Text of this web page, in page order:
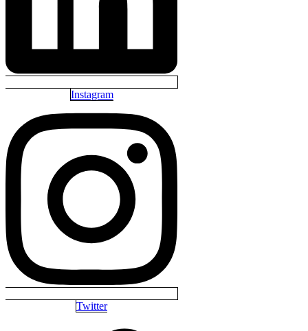
Instagram
Twitter